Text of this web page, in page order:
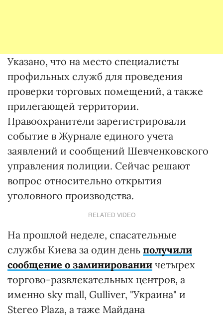
Указано, что на место специалисты
профильных служб для проведения
проверки торговых помещений, а также
прилегающей территории.
Правоохранители зарегистрировали
событие в Журнале единого учета
заявлений и сообщений Шевченковского
управления полиции. Сейчас решают
вопрос относительно открытия
уголовного производства.
RELATED VIDEO
На прошлой неделе, спасательные
службы Киева за один день получили
сообщение о заминировании четырех
торгово-развлекательных центров, а
именно sky mall, Gulliver, "Украина" и
Stereo Plaza, а таже Майдана